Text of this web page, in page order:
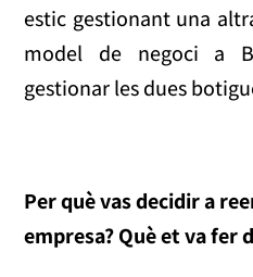
estic gestionant una
model de negoci a
gestionar les dues
Per què vas decidir a
empresa? Què et va fer